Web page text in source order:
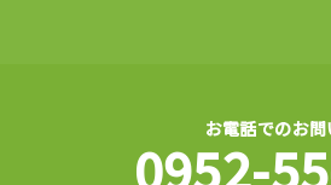
お電話でのお
0952-